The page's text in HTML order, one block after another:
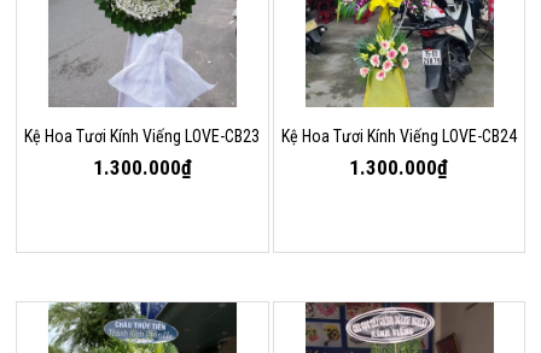
Kệ Hoa Tươi Kính Viếng LOVE-CB23
1.300.000₫
Kệ Hoa Tươi Kính Viếng LOVE-CB24
1.300.000₫